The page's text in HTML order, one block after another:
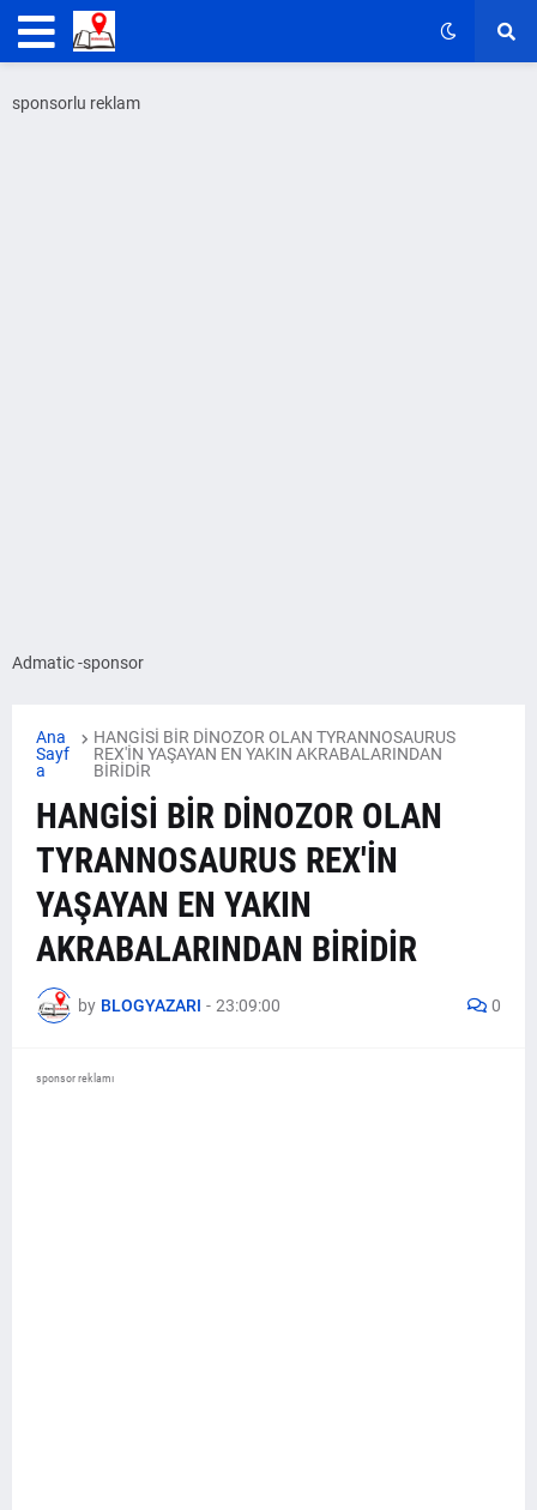
sponsorlu reklam
Admatic -sponsor
Ana
Sayf
a
HANGİSİ BİR DİNOZOR OLAN TYRANNOSAURUS
REX'İN YAŞAYAN EN YAKIN AKRABALARINDAN
BİRİDİR
HANGİSİ BİR DİNOZOR OLAN
TYRANNOSAURUS REX'İN
YAŞAYAN EN YAKIN
AKRABALARINDAN BİRİDİR
by BLOGYAZARI - 23:09:00 0
sponsor reklamı